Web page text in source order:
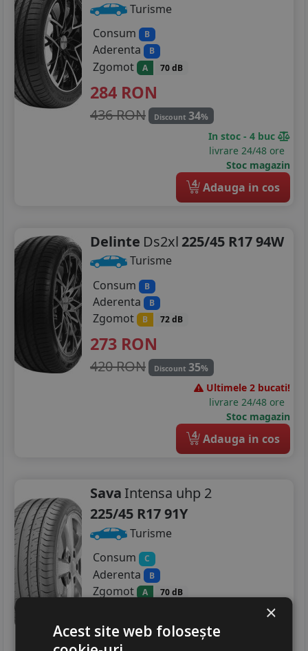
Turisme
Consum
B
Aderenta B
Zgomot A 70 dB
284 RON
436 RON Discount 34%
In stoc - 4 buc
livrare 24/48 ore
Stoc magazin
4 Adauga in cos
Delinte Ds2xl 225/45 R17 94W
Turisme
Consum
B
Aderenta B
Zgomot B 72 dB
273 RON
420 RON Discount 35%
Ultimele 2 bucati!
livrare 24/48 ore
Stoc magazin
4 Adauga in cos
Sava Intensa uhp 2
225/45 R17 91Y
Turisme
Consum
C
Aderenta B
Zgomot A 70 dB
499 RON 29%
×
Acest site web folosește